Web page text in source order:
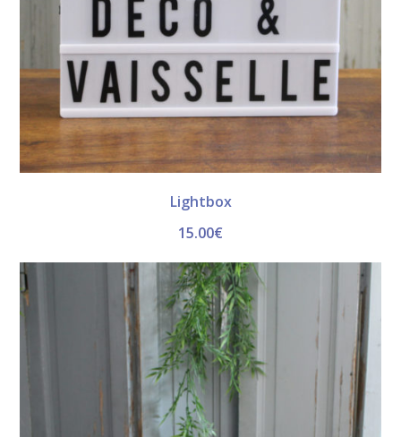
Lightbox
15.00€